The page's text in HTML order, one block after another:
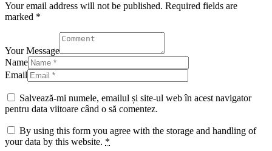
Your email address will not be published. Required fields are
marked *
Your Message
Name
Email
Salvează-mi numele, emailul și site-ul web în acest navigator
pentru data viitoare când o să comentez.
By using this form you agree with the storage and handling of
your data by this website. *